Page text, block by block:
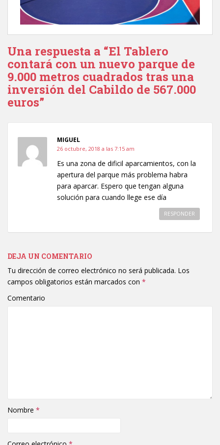
Una respuesta a “El Tablero
contará con un nuevo parque de
9.000 metros cuadrados tras una
inversión del Cabildo de 567.000
euros”
MIGUEL
26 octubre, 2018 a las 7:15 am
Es una zona de dificil aparcamientos, con la
apertura del parque más problema habra
para aparcar. Espero que tengan alguna
solución para cuando llege ese día
RESPONDER
DEJA UN COMENTARIO
Tu dirección de correo electrónico no será publicada. Los
campos obligatorios están marcados con *
Comentario
Nombre *